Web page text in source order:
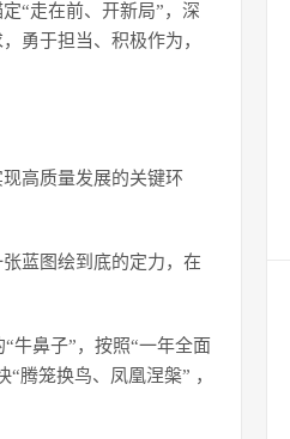
“走在前、开新局”，深
勇于担当、积极作为，
高质量发展的关键环
蓝图绘到底的定力，在
牛鼻子”，按照“一年全面
腾笼换鸟、凤凰涅槃” ，